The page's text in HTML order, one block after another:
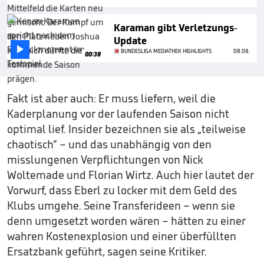
 00:38
Karaman gibt Verletzungs-
Update
BUNDESLIGA MEDIATHEK HIGHLIGHTS 08.08.
Fakt ist aber auch: Er muss liefern, weil die
Kaderplanung vor der laufenden Saison nicht
optimal lief. Insider bezeichnen sie als „teilweise
chaotisch“ – und das unabhängig von den
misslungenen Verpflichtungen von Nick
Woltemade und Florian Wirtz. Auch hier lautet der
Vorwurf, dass Eberl zu locker mit dem Geld des
Klubs umgehe. Seine Transferideen – wenn sie
denn umgesetzt worden wären – hätten zu einer
wahren Kostenexplosion und einer überfüllten
Ersatzbank geführt, sagen seine Kritiker.